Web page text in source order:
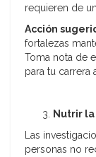
requieren de
Acción
fortalezas
Toma nota de
para tu carrera
Nutrir
Las
personas no